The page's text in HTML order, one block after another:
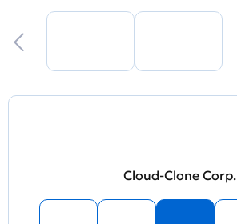
Cloud-Clone Corp.